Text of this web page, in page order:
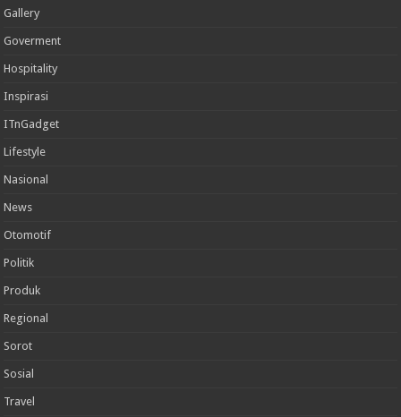
Gallery
Goverment
Hospitality
Inspirasi
ITnGadget
Lifestyle
Nasional
News
Otomotif
Politik
Produk
Regional
Sorot
Sosial
Travel